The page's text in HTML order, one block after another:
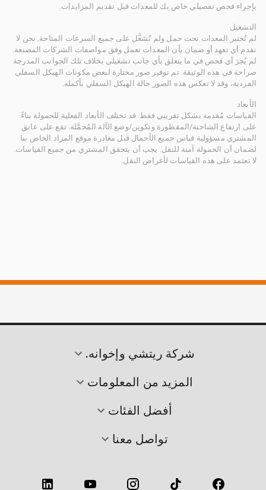
بإجراء فحص تفصيلي خاص بك للمعدات قبل تقديم المزايدات.
التشغيل
لم تُختبر المعدات تحت حمل ولم تُشغَّل على جميع السرعات المتاحة. نحن لا
نقدم أي تعهد أو ضمان بأن المعدات تعمل وفق مواصفات الشركات المصنعة.
لم يُجرَ أي فحص في ما يتعلق بأي جانب تشغيلي بخلاف تلك الجوانب المدرجة
صراحة في هذه الوثيقة. تم توفير صور مختارة لبعض مكونات الهيكل السفلي
الفردية، وقد لا تعكس هذه الصور حالة الهيكل السفلي بأكمله.
الأبعاد
القياسات مُقدمة بشكل تقريبي فقط. قد تختلف الأبعاد الفعلية للحمولة بناءً
على ارتفاع الشاحنة/المقطورة وتكوين/وضع الآلة المُحمَّلة. تقع على عاتق
المشتري مسؤولية قياس جميع الأحمال قبل مغادرة موقع المزاد الخاص بنا
لضمان أن الحمولة آمنة للنقل. يجب أن يتحقق المشتري من جميع القياسات.
لا تعتمد على هذه القياسات لأغراض النقل.
شركة ريتشي وإخوانه.
المزيد من المعلومات
أفضل الفئات
تواصل معنا